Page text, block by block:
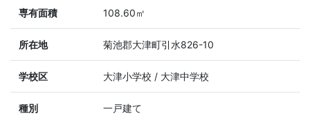
専有面積 108.60㎡
所在地 菊池郡大津町引水826-10
学校区 大津小学校 / 大津中学校
種別 一戸建て